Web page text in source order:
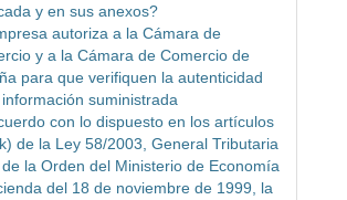
y en sus anexos?
autoriza a la Cámara de
y a la Cámara de Comercio de
para que verifiquen la autenticidad
suministrada
con lo dispuesto en los artículos
de la Ley 58/2003, General Tributaria
la Orden del Ministerio de Economía
del 18 de noviembre de 1999, la